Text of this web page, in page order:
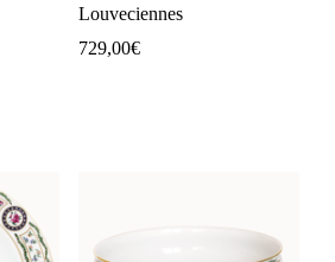
Louveciennes
729,00€